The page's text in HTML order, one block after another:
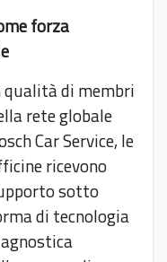
forza
qualità di membri
rete globale
Car Service, le
ricevono
sotto
di tecnologia